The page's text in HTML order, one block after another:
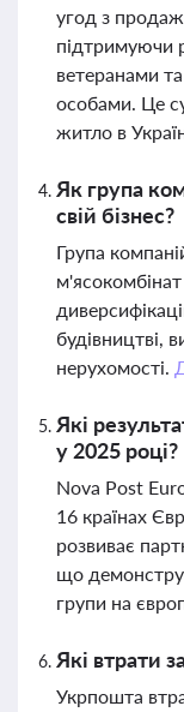
угод з
підтримуючи
ветеранами
особами. Це
житло в
Як група
свій бізнес?
Група
будівництві,
нерухомості.
Які
у 2025 році?
Nova Post
16 країнах
розвиває
що
групи на
Які втрати
Укрпошта